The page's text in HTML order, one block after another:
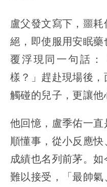
盧父發文寫下，噩
絕，即使服用安眠
覆浮現同一句話：
樣？」趕赴現場後
觸碰的兒子，更讓他
他回憶，盧季佑一
順懂事，從小反應
成績也名列前茅。
難以接受，「最帥